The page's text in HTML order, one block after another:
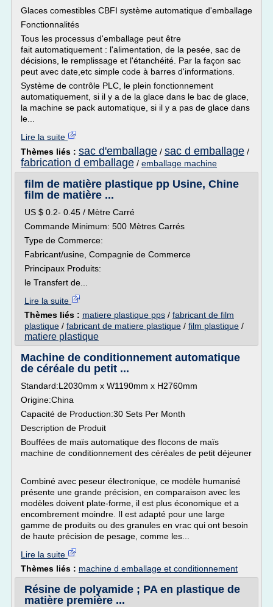
Glaces comestibles CBFI système automatique d'emballage
Fonctionnalités
Tous les processus d'emballage peut être
fait automatiquement : l'alimentation, de la pesée, sac de
décisions, le remplissage et l'étanchéité. Par la façon sac
peut avec date,etc simple code à barres d'informations.
Système de contrôle PLC, le plein fonctionnement
automatiquement, si il y a de la glace dans le bac de glace,
la machine se pack automatique, si il y a pas de glace dans
le...
Lire la suite
Thèmes liés : sac d'emballage / sac d emballage /
fabrication d emballage / emballage machine
film de matière plastique pp Usine, Chine
film de matière ...
US $ 0.2- 0.45 / Mètre Carré
Commande Minimum: 500 Mètres Carrés
Type de Commerce:
Fabricant/usine, Compagnie de Commerce
Principaux Produits:
le Transfert de...
Lire la suite
Thèmes liés : matiere plastique pps / fabricant de film
plastique / fabricant de matiere plastique / film plastique /
matiere plastique
Machine de conditionnement automatique
de céréale du petit ...
Standard:L2030mm x W1190mm x H2760mm
Origine:China
Capacité de Production:30 Sets Per Month
Description de Produit
Bouffées de maïs automatique des flocons de maïs
machine de conditionnement des céréales de petit déjeuner
Combiné avec peseur électronique, ce modèle humanisé
présente une grande précision, en comparaison avec les
modèles doivent plate-forme, il est plus économique et a
encombrement moindre. Il est adapté pour une large
gamme de produits ou des granules en vrac qui ont besoin
de haute précision de pesage, comme les...
Lire la suite
Thèmes liés : machine d emballage et conditionnement
Résine de polyamide ; PA en plastique de
matière première ...